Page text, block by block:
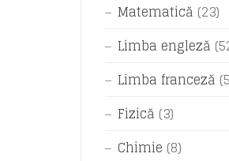
Matematică (23)
Limba engleză
Limba franceză
Fizică (3)
Chimie (8)